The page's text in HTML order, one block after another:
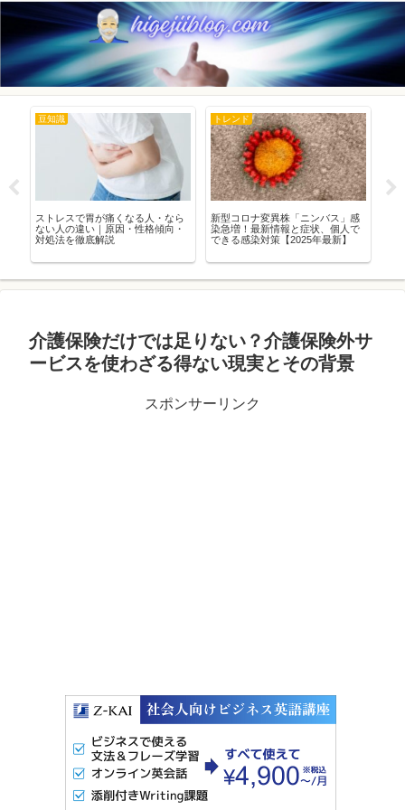
豆知識
ストレスで胃が痛くなる人・なら
ない人の違い｜原因・性格傾向・
対処法を徹底解説
トレンド
新型コロナ変異株「ニンバス」感
染急増！最新情報と症状、個人で
できる感染対策【2025年最新】
介護保険だけでは足りない？介護保険外サ
ービスを使わざる得ない現実とその背景
スポンサーリンク